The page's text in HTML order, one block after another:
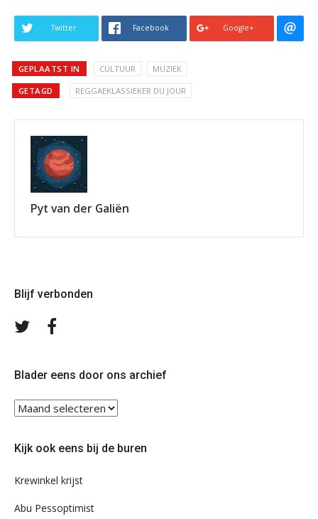
Twitter Facebook Google+
GEPLAATST IN CULTUUR MUZIEK
GETAGD REGGAEKLASSIEKER DU JOUR
Pyt van der Galiën
Blijf verbonden
Volg
Blader eens door ons archief
Blader
eens
ons
Kijk ook eens bij de buren
Krewinkel krijst
Abu Pessoptimist